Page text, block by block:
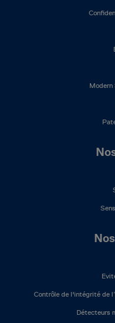
Contrôle de l'intégrité de
Détecteurs